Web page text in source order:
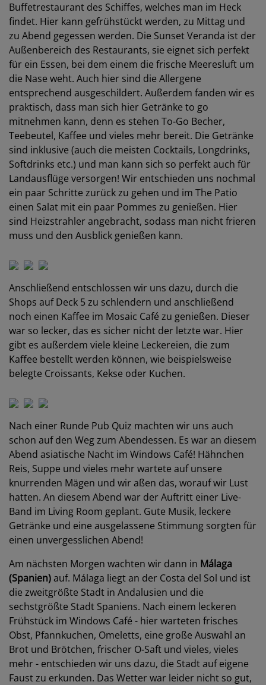
Buffetrestaurant des Schiffes, welches man im Heck
findet. Hier kann gefrühstückt werden, zu Mittag und
zu Abend gegessen werden. Die Sunset Veranda ist der
Außenbereich des Restaurants, sie eignet sich perfekt
für ein Essen, bei dem einem die frische Meeresluft um
die Nase weht. Auch hier sind die Allergene
entsprechend ausgeschildert. Außerdem fanden wir es
praktisch, dass man sich hier Getränke to go
mitnehmen kann, denn es stehen To-Go Becher,
Teebeutel, Kaffee und vieles mehr bereit. Die Getränke
sind inklusive (auch die meisten Cocktails, Longdrinks,
Softdrinks etc.) und man kann sich so perfekt auch für
Landausflüge versorgen! Wir entschieden uns nochmal
ein paar Schritte zurück zu gehen und im The Patio
einen Salat mit ein paar Pommes zu genießen. Hier
sind Heizstrahler angebracht, sodass man nicht frieren
muss und den Ausblick genießen kann.
Anschließend entschlossen wir uns dazu, durch die
Shops auf Deck 5 zu schlendern und anschließend
noch einen Kaffee im Mosaic Café zu genießen. Dieser
war so lecker, das es sicher nicht der letzte war. Hier
gibt es außerdem viele kleine Leckereien, die zum
Kaffee bestellt werden können, wie beispielsweise
belegte Croissants, Kekse oder Kuchen.
Nach einer Runde Pub Quiz machten wir uns auch
schon auf den Weg zum Abendessen. Es war an diesem
Abend asiatische Nacht im Windows Café! Hähnchen
Reis, Suppe und vieles mehr wartete auf unsere
knurrenden Mägen und wir aßen das, worauf wir Lust
hatten. An diesem Abend war der Auftritt einer Live-
Band im Living Room geplant. Gute Musik, leckere
Getränke und eine ausgelassene Stimmung sorgten für
einen unvergesslichen Abend!
Am nächsten Morgen wachten wir dann in Málaga
(Spanien)auf. Málaga liegt an der Costa del Sol und ist
die zweitgrößte Stadt in Andalusien und die
sechstgrößte Stadt Spaniens. Nach einem leckeren
Frühstück im Windows Café - hier warteten frisches
Obst, Pfannkuchen, Omeletts, eine große Auswahl an
Brot und Brötchen, frischer O-Saft und vieles, vieles
mehr - entschieden wir uns dazu, die Stadt auf eigene
Faust zu erkunden. Das Wetter war leider nicht so gut,